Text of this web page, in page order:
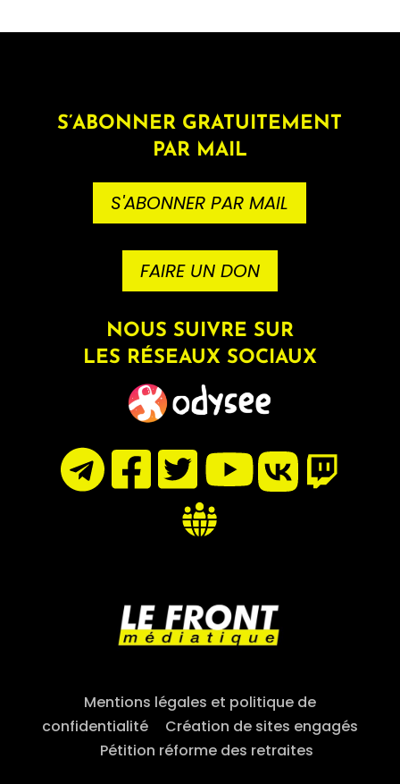
S’ABONNER GRATUITEMENT
PAR MAIL
S'ABONNER PAR MAIL
FAIRE UN DON
NOUS SUIVRE SUR
LES RÉSEAUX SOCIAUX
Mentions légales et politique de
confidentialité– Création de sites engagés
Pétition réforme des retraites